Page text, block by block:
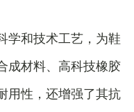
学和技术工艺，为鞋
成材料、高科技橡胶
用性，还增强了其抗